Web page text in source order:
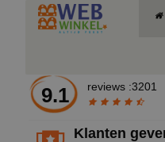
9.1 reviews :3201
Klanten